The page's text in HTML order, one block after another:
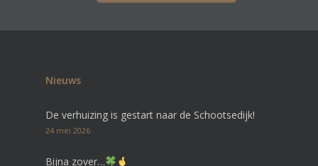
Nieuws
De verhuizing is gestart naar de Schootsedijk!
24 mei 2026
Bijna zover…